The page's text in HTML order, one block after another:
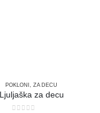
POKLONI , ZA DECU
Ljuljaška za decu